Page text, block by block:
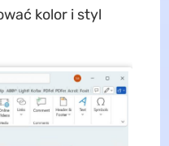
kolor i styl